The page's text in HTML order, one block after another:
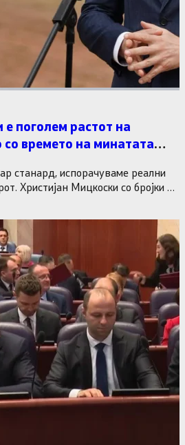
поголем растот на
времето на минатата
станард, испорачуваме реални
Христијан Мицкоски со бројки и